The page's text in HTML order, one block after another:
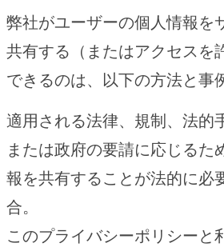
弊社がユーザーの個人情報を
共有する（またはアクセスを
できるのは、以下の方法と事
適用される法律、規制、法的
または政府の要請に応じるた
報を共有することが法的に必
合。
このプライバシーポリシーと